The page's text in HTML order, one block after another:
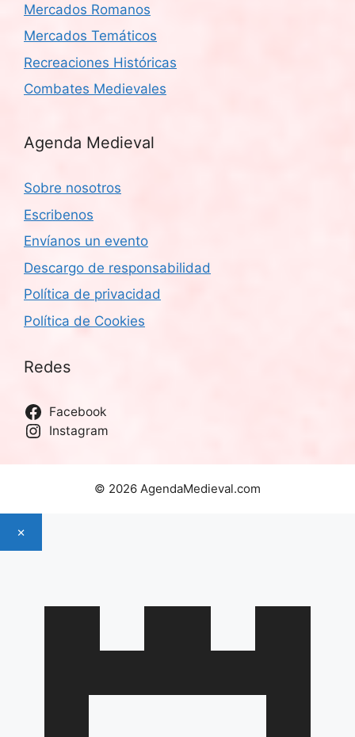
Mercados Romanos
Mercados Temáticos
Recreaciones Históricas
Combates Medievales
Agenda Medieval
Sobre nosotros
Escribenos
Envíanos un evento
Descargo de responsabilidad
Política de privacidad
Política de Cookies
Redes
Facebook
Instagram
© 2026 AgendaMedieval.com
×